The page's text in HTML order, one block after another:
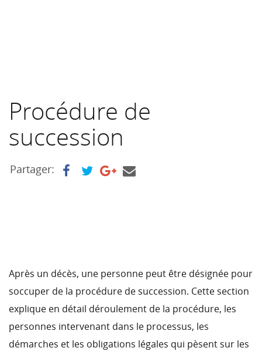
Procédure de
succession
Partager:
Après un décès, une personne peut être désignée pour
soccuper de la procédure de succession. Cette section
explique en détail déroulement de la procédure, les
personnes intervenant dans le processus, les
démarches et les obligations légales qui pèsent sur les